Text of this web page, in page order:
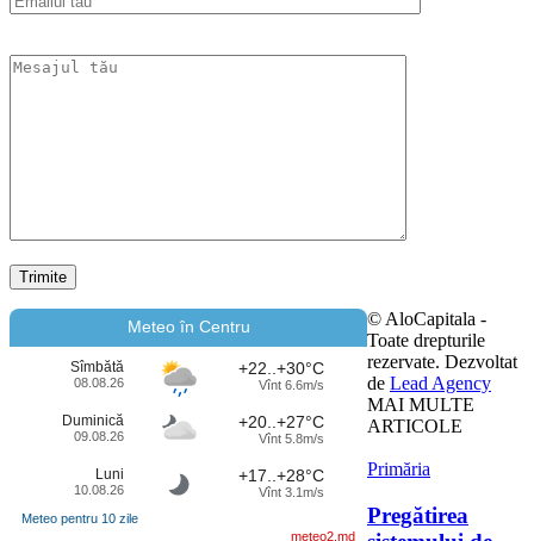
Meteo în Centru
Sîmbătă
08.08.26
+22..+30°C
Vînt 6.6m/s
Duminică
09.08.26
+20..+27°C
Vînt 5.8m/s
Luni
10.08.26
+17..+28°C
Vînt 3.1m/s
Meteo pentru 10 zile
meteo2.md
© AloCapitala -
Toate drepturile
rezervate. Dezvoltat
de Lead Agency
MAI MULTE
ARTICOLE
Primăria
Pregătirea